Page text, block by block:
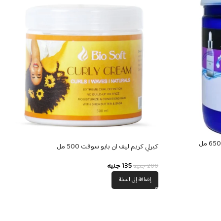
كيرلي كريم ليف ان بايو سوفت 500 مل
200جنيه135جنيه
إضافة إلى السلة